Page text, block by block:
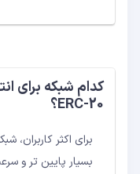
ERC-20؟
بسیار پایین تر و